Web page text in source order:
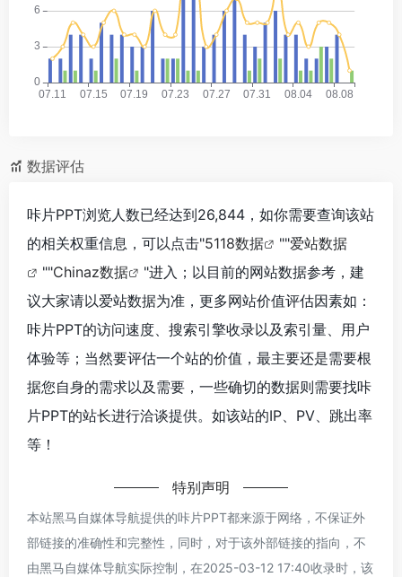
数据评估
咔片PPT浏览人数已经达到26,844，如你需要查询该站
的相关权重信息，可以点击"5118数据 ""爱站数据
""Chinaz数据
"进入；以目前的网站数据参考，建
议大家请以爱站数据为准，更多网站价值评估因素如：
咔片PPT的访问速度、搜索引擎收录以及索引量、用户
体验等；当然要评估一个站的价值，最主要还是需要根
据您自身的需求以及需要，一些确切的数据则需要找咔
片PPT的站长进行洽谈提供。如该站的IP、PV、跳出率
等！
特别声明
本站黑马自媒体导航提供的咔片PPT都来源于网络，不保证外
部链接的准确性和完整性，同时，对于该外部链接的指向，不
由黑马自媒体导航实际控制，在2025-03-12 17:40收录时，该